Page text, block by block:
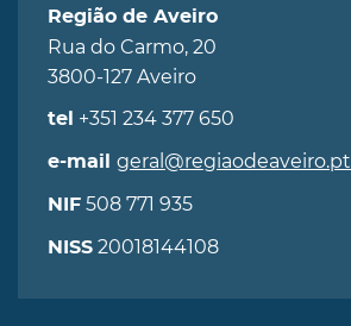
Região de Aveiro
Rua do Carmo, 20
3800-127 Aveiro
tel +351 234 377 650
e-mail geral@regiaodeaveiro.pt
NIF 508 771 935
NISS 20018144108